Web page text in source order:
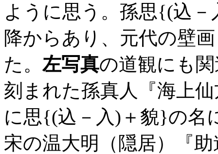
ように思う。孫思{(込
降からあり、元代の壁
た。 左写真の道観にも
刻まれた孫真人『海上
に思{(込－入)＋貌}の名
宋の温大明（隠居）『